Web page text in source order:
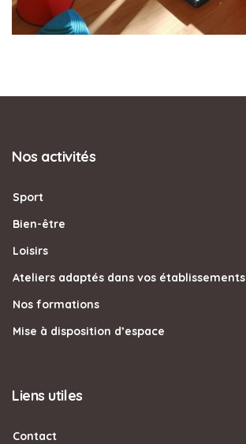
Nos activités
Sport
Bien-être
Loisirs
Ateliers adaptés dans vos établissements
Nos formations
Mise à disposition d’espace
Liens utiles
Contact